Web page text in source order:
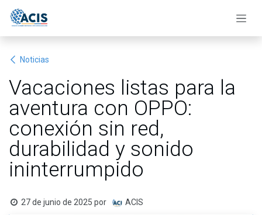
Noticias
Vacaciones listas para la
aventura con OPPO:
conexión sin red,
durabilidad y sonido
ininterrumpido
27 de junio de 2025 por ACIS